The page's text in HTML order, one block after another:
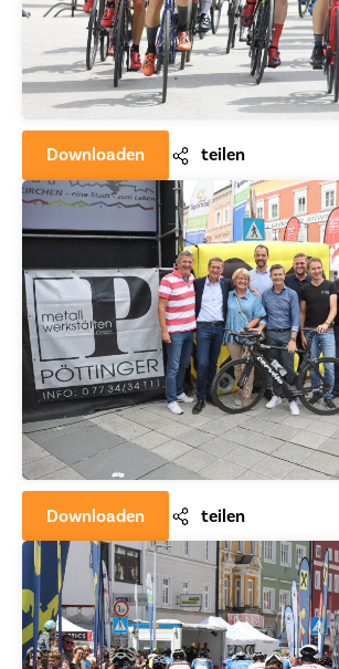
Downloaden teilen
Downloaden teilen